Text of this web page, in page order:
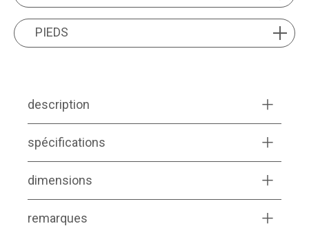
PIEDSPIEDS
description
spécifications
dimensions
remarques